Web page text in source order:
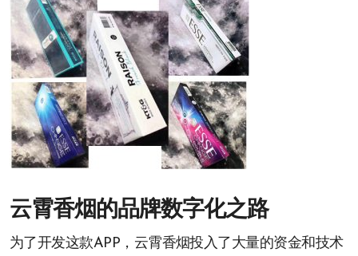
云霄香烟的品牌数字化之路
为了开发这款APP，云霄香烟投入了大量的资金和技术